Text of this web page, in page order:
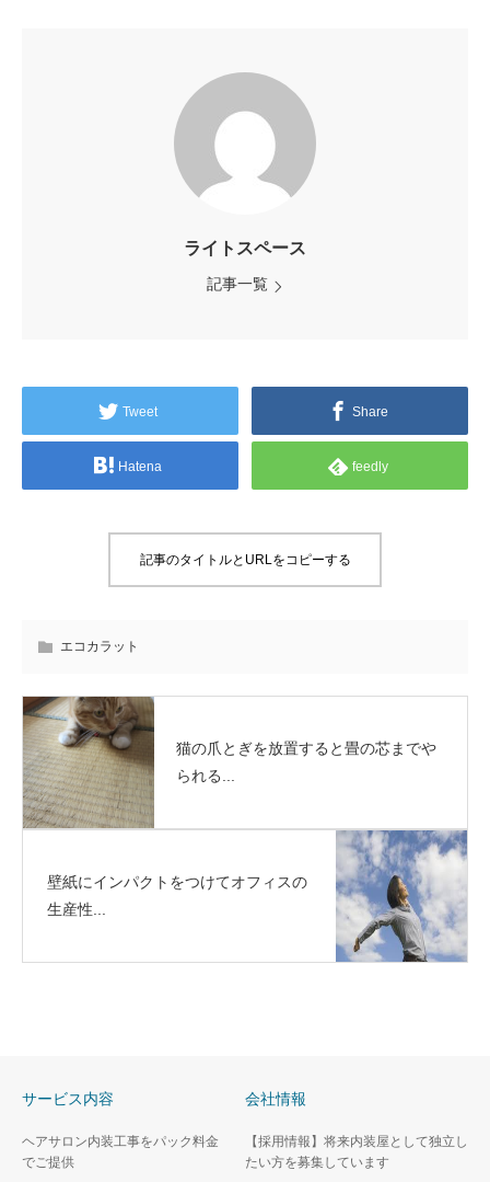
ライトスペース
記事一覧
Tweet Share
Hatena feedly
記事のタイトルとURLをコピーする
エコカラット
猫の爪とぎを放置すると畳の芯までや
られる...
壁紙にインパクトをつけてオフィスの
生産性...
サービス内容
ヘアサロン内装工事をパック料金
でご提供
会社情報
【採用情報】将来内装屋として独立し
たい方を募集しています